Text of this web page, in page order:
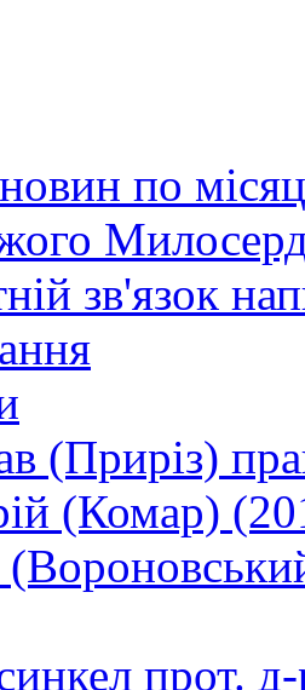
по
зв'язок
(Приріз)
(Комар)
прот.